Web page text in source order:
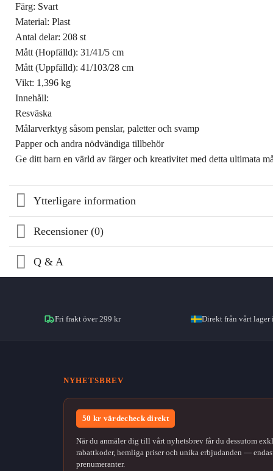
Färg: Svart
Material: Plast
Antal delar: 208 st
Mått (Hopfälld): 31/41/5 cm
Mått (Uppfälld): 41/103/28 cm
Vikt: 1,396 kg
Innehåll:
Resväska
Målarverktyg såsom penslar, paletter och svamp
Papper och andra nödvändiga tillbehör
Ge ditt barn en värld av färger och kreativitet med detta ultimata
Ytterligare information
Recensioner (0)
Q & A
Fri frakt över 299 kr Direkt från vårt lager
NYHETSBREV
50 kr värdecheck direkt
När du anmäler dig till vårt nyhetsbrev får du dessutom
rabattkoder, hemliga priser och unika erbjudanden —
prenumeranter.